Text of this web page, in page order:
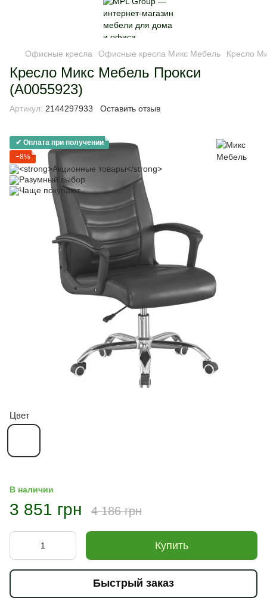
Офисные кресла Офисные кресла Микс Мебель Кресло
Кресло Микс Мебель Прокси
(А0055923)
Артикул: 2144297933 Оставить отзыв
✔ Оплата при получении
−8%
Цвет
В наличии
3 851 грн 4 186 грн
Купить
Быстрый заказ